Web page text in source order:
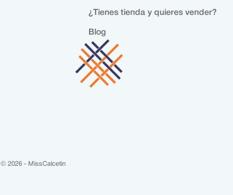
¿Tienes tienda y quieres vender?
Blog
© 2026 - MissCalcetin